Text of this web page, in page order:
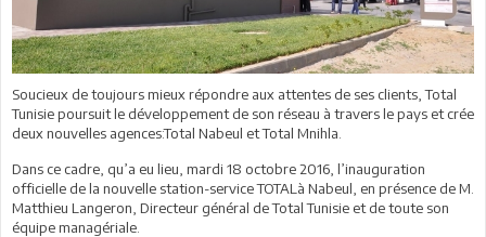
Soucieux de toujours mieux répondre aux attentes de ses clients, Total
Tunisie poursuit le développement de son réseau à travers le pays et crée
deux nouvelles agences:Total Nabeul et Total Mnihla.
Dans ce cadre, qu’a eu lieu, mardi 18 octobre 2016, l’inauguration
officielle de la nouvelle station-service TOTALà Nabeul, en présence de M.
Matthieu Langeron, Directeur général de Total Tunisie et de toute son
équipe managériale.